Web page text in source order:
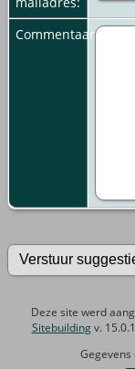
Commentaar:
Deze site werd
Sitebuildingv.